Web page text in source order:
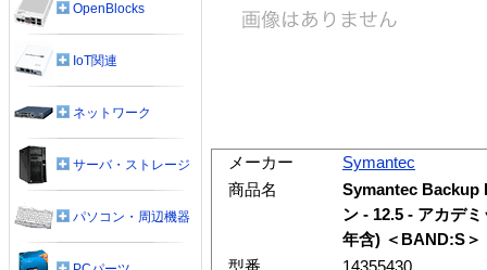
メーカー
Symantec
商品名
Symantec Backup
ン - 12.5 - アカデ
年含) ＜BAND:S＞
型番
14355430
OpenBlocks
IoT関連
ネットワーク
サーバ・ストレージ
パソコン・周辺機器